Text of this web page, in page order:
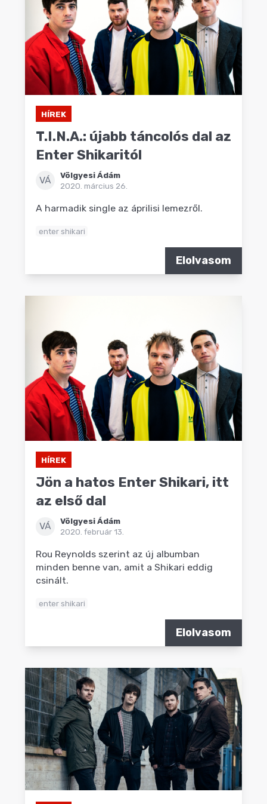
HÍREK
T.I.N.A.: újabb táncolós dal az
Enter Shikaritól
VÁ
Völgyesi Ádám
2020. március 26.
A harmadik single az áprilisi lemezről.
enter shikari
Elolvasom
HÍREK
Jön a hatos Enter Shikari, itt
az első dal
VÁ
Völgyesi Ádám
2020. február 13.
Rou Reynolds szerint az új albumban
minden benne van, amit a Shikari eddig
csinált.
enter shikari
Elolvasom